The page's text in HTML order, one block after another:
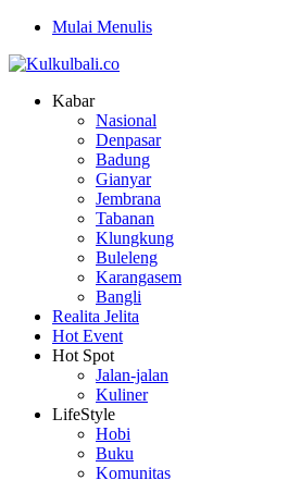
Mulai Menulis
Kabar
Nasional
Denpasar
Badung
Gianyar
Jembrana
Tabanan
Klungkung
Buleleng
Karangasem
Bangli
Realita Jelita
Hot Event
Hot Spot
Jalan-jalan
Kuliner
LifeStyle
Hobi
Buku
Komunitas